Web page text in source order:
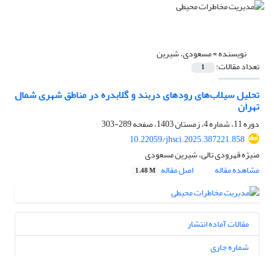
نویسنده =مسعودی، شیرین
تعداد مقالات: 1
تحلیل سیلاب‌های رودهای دربند و گلابدره در مناطق شهری شمال
تهران
دوره 11، شماره 4، زمستان 1403، صفحه
289-303
10.22059/jhsci.2025.387221.858
منیژه قهرودی تالی، شیرین مسعودی
مشاهده مقاله
اصل مقاله 1.48 M
مقالات آماده انتشار
شماره جاری